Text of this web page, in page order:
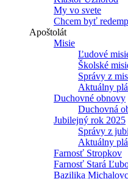
My vo svete
Chcem byť
Apoštolát
Misie
Ľudové
Školské
Správy z
Aktuálny
Duchovné obnovy
Duchovná
Jubilejný rok 2025
Správy z
Aktuálny
Farnosť Stropkov
Farnosť Stará
Bazilika